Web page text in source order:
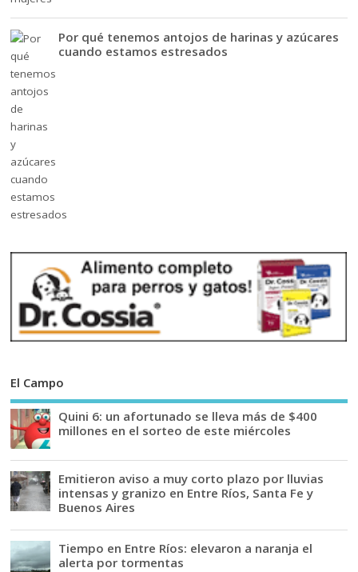
Por qué tenemos antojos de harinas y azúcares
cuando estamos estresados
El Campo
Quini 6: un afortunado se lleva más de $400
millones en el sorteo de este miércoles
Emitieron aviso a muy corto plazo por lluvias
intensas y granizo en Entre Ríos, Santa Fe y
Buenos Aires
Tiempo en Entre Ríos: elevaron a naranja el
alerta por tormentas